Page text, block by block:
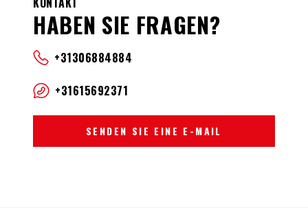
HABEN SIE FRAGEN?
+31306884884
+31615692371
SENDEN SIE EINE E-MAIL